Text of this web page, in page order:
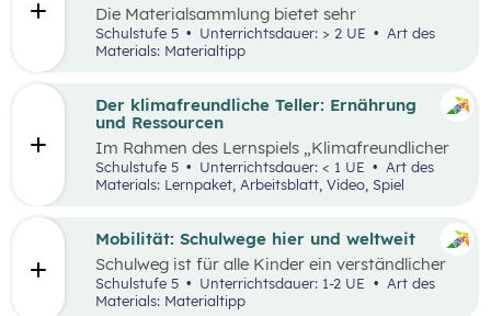
Der klimafreundliche Teller: Ernährung
und Ressourcen
Im Rahmen des Lernspiels „Klimafreundlicher
Teller“ lernen die Schüler:innen
klimafreundlichere und klimaschädlichere
Lebensmittel (gemessen am Wasser- und CO2-
hohen Ressourcenverbrauch kennen.
Schulstufe 5 Unterrichtsdauer: < 1 UE
Materials: Lernpaket, Arbeitsblatt, Video, Spiel
Mobilität: Schulwege hier und weltweit
Schulweg ist für alle Kinder ein verständlicher
Begriff und eine weltweite Gemeinsamkeit.
Doch der Weg ist durch die Lage der Schule und
Schulstufe 5 Unterrichtsdauer: 1-2 UE
Art des
Materials: Materialtipp
Die Materialsammlung bietet sehr
unterschiedliche Aspekte in Bezug auf das
Thema Arbeit für den Unterricht.
Schulstufe 5 Unterrichtsdauer: > 2 UE
Materials: Materialtipp